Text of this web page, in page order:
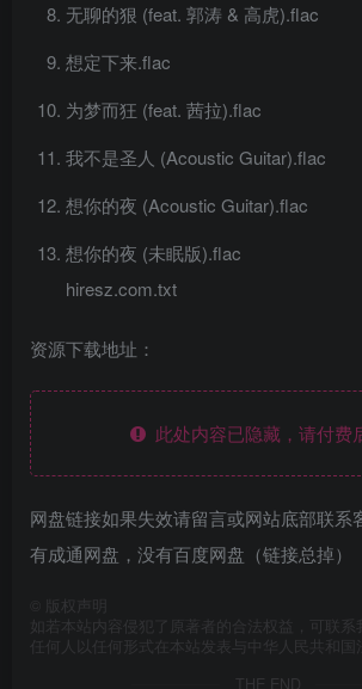
无聊的狠 (feat. 郭涛 & 高虎).flac
想定下来.flac
为梦而狂 (feat. 茜拉).flac
我不是圣人 (Acoustic Guitar).flac
想你的夜 (Acoustic Guitar).flac
想你的夜 (未眠版).flac
hiresz.com.txt
资源下载地址：
此处内容已隐藏，请付费
网盘链接如果失效请留言或网站底部联系
有成通网盘，没有百度网盘（链接总掉）
版权声明
如若本站内容侵犯了原著者的合法权益，可联系
任何人以任何形式在本站发表与中华人民共和国
THE END